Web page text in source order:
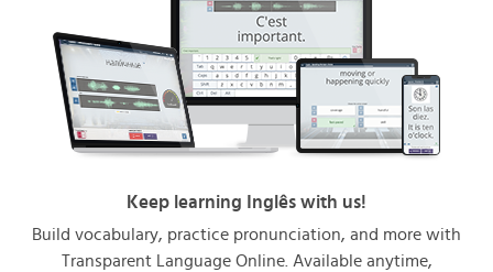
Keep learning Inglês with us!
Build vocabulary, practice pronunciation, and more with
Transparent Language Online. Available anytime,